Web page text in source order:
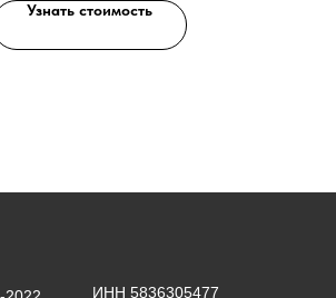
Узнать стоимость
ИНН 5836305477